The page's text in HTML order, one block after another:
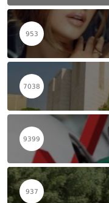
953
7038
9399
937